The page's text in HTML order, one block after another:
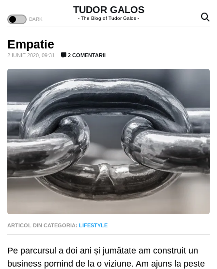
TUDOR GALOS
- The Blog of Tudor Galos -
Empatie
2 IUNIE 2020, 09:31 2 COMENTARII
ARTICOL DIN CATEGORIA: LIFESTYLE
Pe parcursul a doi ani și jumătate am construit un
business pornind de la o viziune. Am ajuns la peste